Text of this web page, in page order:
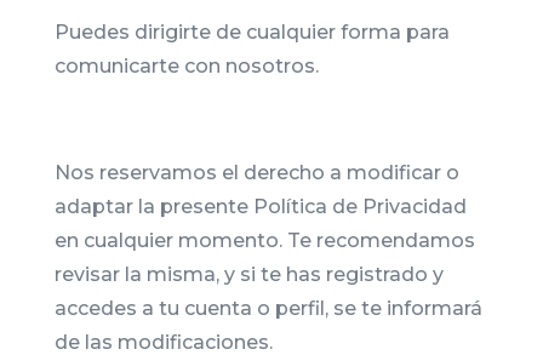
Puedes dirigirte de cualquier forma para
comunicarte con nosotros.
Nos reservamos el derecho a modificar o
adaptar la presente Política de Privacidad
en cualquier momento. Te recomendamos
revisar la misma, y si te has registrado y
accedes a tu cuenta o perfil, se te informará
de las modificaciones.